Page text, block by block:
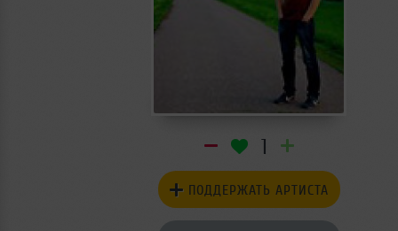
1
ПОДДЕРЖАТЬ АРТИСТА